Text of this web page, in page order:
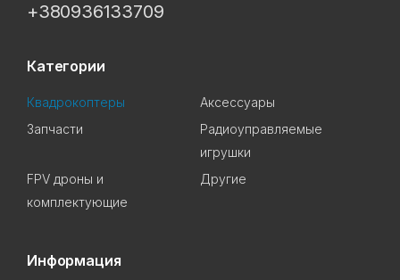
+380936133709
Категории
Квадрокоптеры
Аксессуары
Запчасти
Радиоуправляемые
игрушки
FPV дроны и
комплектующие
Другие
Информация